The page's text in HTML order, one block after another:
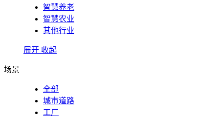
智慧养老
智慧农业
其他行业
展开 收起
场景
全部
城市道路
工厂